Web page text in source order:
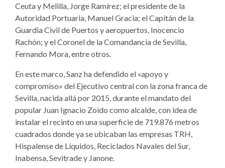
Ceuta y Melilla, Jorge Ramírez; el presidente de la
Autoridad Portuaria, Manuel Gracia; el Capitán de la
Guardia Civil de Puertos y aeropuertos, Inocencio
Rachón; y el Coronel de la Comandancia de Sevilla,
Fernando Mora, entre otros.
En este marco, Sanz ha defendido el «apoyo y
compromiso» del Ejecutivo central con la zona franca de
Sevilla, nacida allá por 2015, durante el mandato del
popular Juan Ignacio Zoido como alcalde, con idea de
instalar el recinto en una superficie de 719.876 metros
cuadrados donde ya se ubicaban las empresas TRH,
Hispalense de Líquidos, Reciclados Navales del Sur,
Inabensa, Sevitrade y Janone.